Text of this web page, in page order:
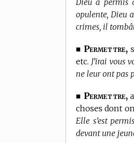
opulente, Dieu
crimes, il
■ Permettre,
etc. J’irai vous
ne leur ont pas
■ Permettre,
choses dont
Elle s’est
devant une